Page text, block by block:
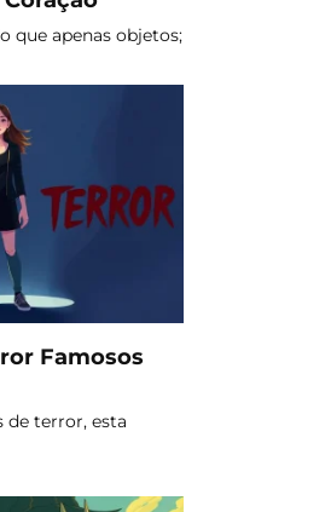
que apenas objetos;
Famosos
de terror, esta